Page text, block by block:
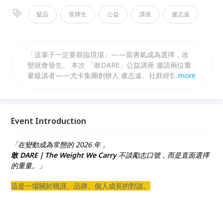
髮品 冒牌生 公益 講座 盧志遠
「這輩子一定要親臨現場」——當勇氣成為選擇，改
變就會發生。 本次 「敢DARE」公益講座 邀請兩位重
量級講者——尤卡集團創辦人 盧志遠、社群經營達人
場講座，而是一場屬於你的實戰演練。 你敢，就來！
敢，都能延伸成為溫暖的力量。
...more
Event Introduction
「在變動成為常態的 2026 年，
敢 DARE｜The Weight We Carry不談勵志口號，而是直面選擇
的重量。」
這是一場關於職涯、品牌、個人成長的對談。